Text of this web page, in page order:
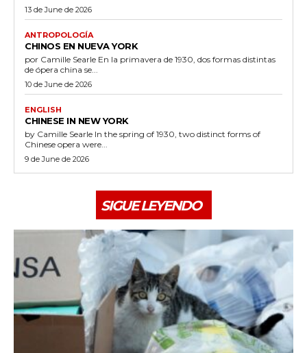
13 de June de 2026
ANTROPOLOGÍA
CHINOS EN NUEVA YORK
por Camille Searle En la primavera de 1930, dos formas distintas
de ópera china se...
10 de June de 2026
ENGLISH
CHINESE IN NEW YORK
by Camille Searle In the spring of 1930, two distinct forms of
Chinese opera were...
9 de June de 2026
SIGUE LEYENDO